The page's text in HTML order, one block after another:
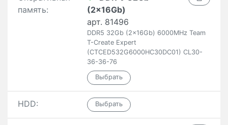
память:
(2x16Gb)
арт. 81496
DDR5 32Gb (2x16Gb) 6000MHz Team
T-Create Expert
(CTCED532G6000HC30DC01) CL30-
36-36-76
HDD: